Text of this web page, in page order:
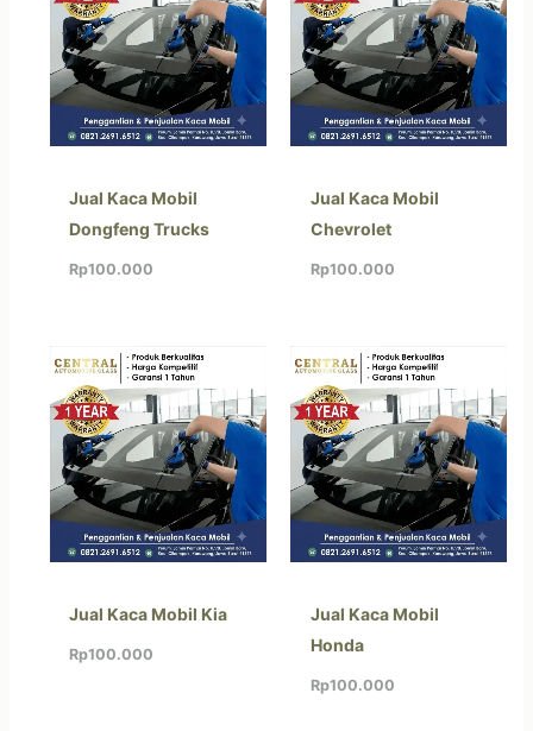
Jual Kaca Mobil
Dongfeng Trucks
Rp100.000
Jual Kaca Mobil
Chevrolet
Rp100.000
Jual Kaca Mobil Kia
Rp100.000
Jual Kaca Mobil
Honda
Rp100.000